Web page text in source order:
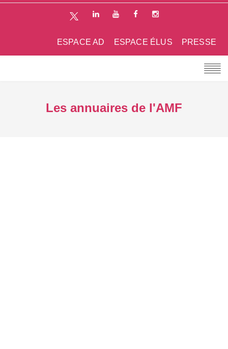
PRESSE
ESPACE ÉLUS
ESPACE AD
Les annuaires de l'AMF